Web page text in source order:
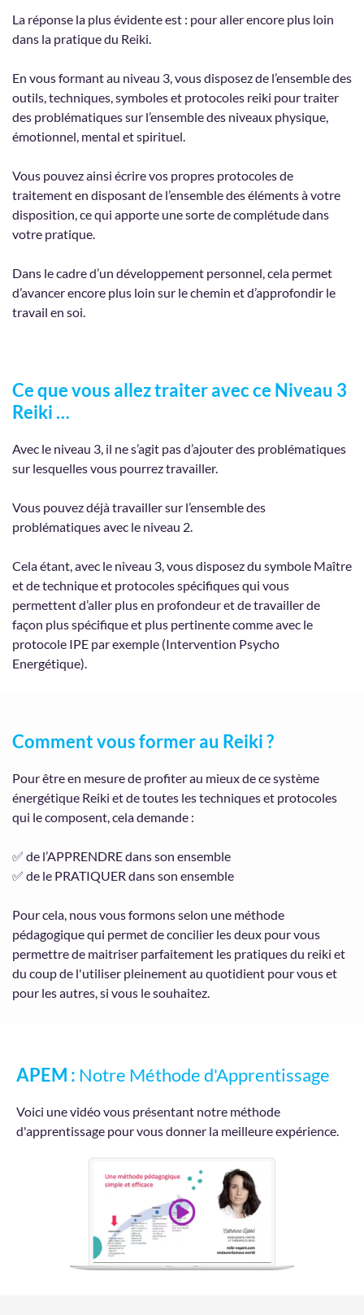
La réponse la plus évidente est : pour aller encore plus loin
dans la pratique du Reiki.
En vous formant au niveau 3, vous disposez de l’ensemble des
outils, techniques, symboles et protocoles reiki pour traiter
des problématiques sur l’ensemble des niveaux physique,
émotionnel, mental et spirituel.
Vous pouvez ainsi écrire vos propres protocoles de
traitement en disposant de l’ensemble des éléments à votre
disposition, ce qui apporte une sorte de complétude dans
votre pratique.
Dans le cadre d’un développement personnel, cela permet
d’avancer encore plus loin sur le chemin et d’approfondir le
travail en soi.
Ce que vous allez traiter avec ce Niveau 3
Reiki …
Avec le niveau 3, il ne s’agit pas d’ajouter des problématiques
sur lesquelles vous pourrez travailler.
Vous pouvez déjà travailler sur l’ensemble des
problématiques avec le niveau 2.
Cela étant, avec le niveau 3, vous disposez du symbole Maître
et de technique et protocoles spécifiques qui vous
permettent d’aller plus en profondeur et de travailler de
façon plus spécifique et plus pertinente comme avec le
protocole IPE par exemple (Intervention Psycho
Energétique).
Comment vous former au Reiki ?
Pour être en mesure de profiter au mieux de ce système
énergétique Reiki et de toutes les techniques et protocoles
qui le composent, cela demande :
✅ de l’APPRENDRE dans son ensemble
✅ de le PRATIQUER dans son ensemble
Pour cela, nous vous formons selon une méthode
pédagogique qui permet de concilier les deux pour vous
permettre de maitriser parfaitement les pratiques du reiki et
du coup de l'utiliser pleinement au quotidient pour vous et
pour les autres, si vous le souhaitez.
APEM : Notre Méthode d'Apprentissage
Voici une vidéo vous présentant notre méthode
d'apprentissage pour vous donner la meilleure expérience.